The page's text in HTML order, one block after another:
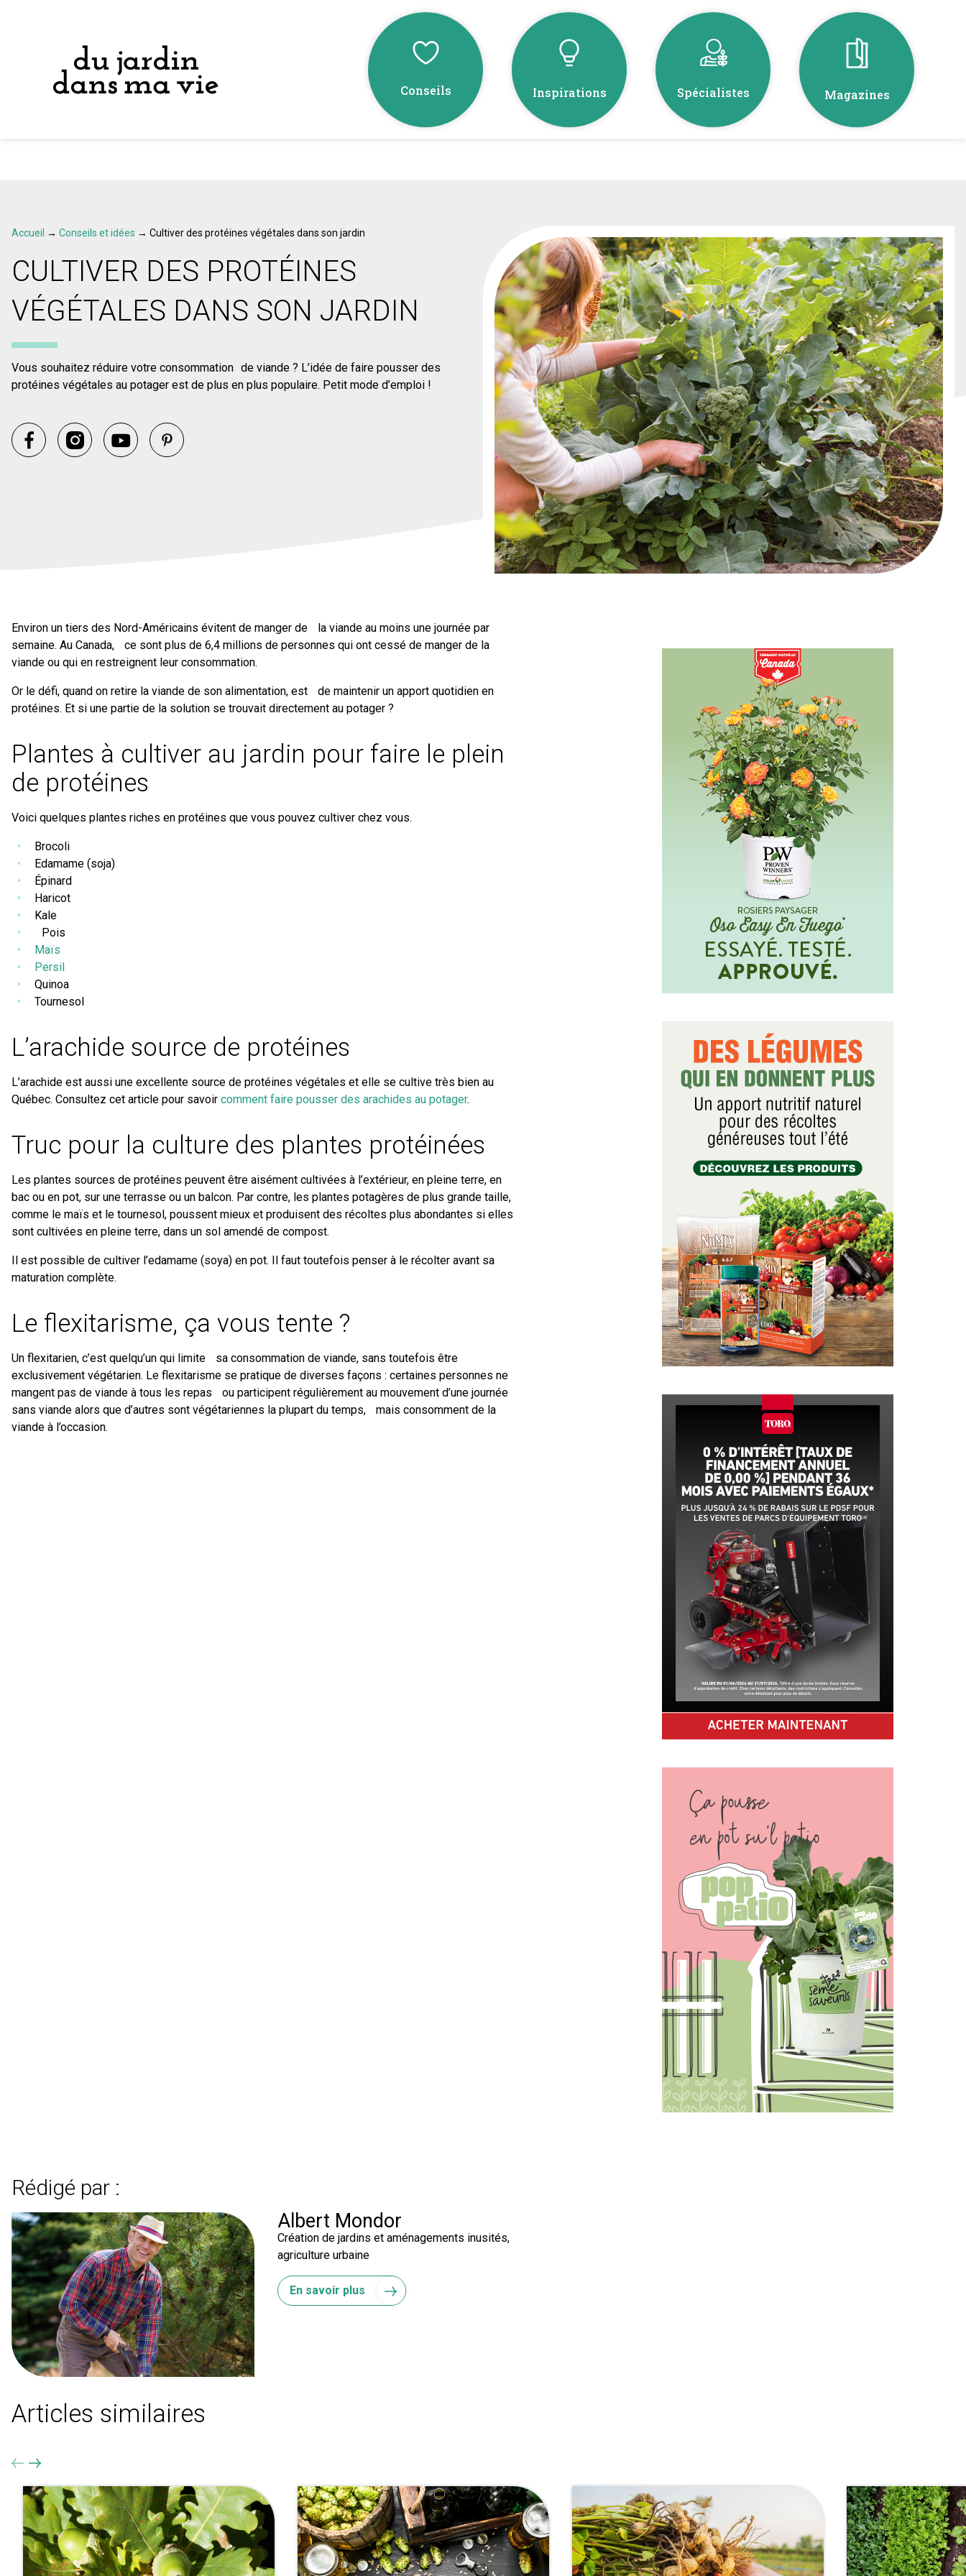
Conseils Inspirations Spécialistes Magazines
Accueil → Conseils et idées → Cultiver des protéines végétales dans son jardin
CULTIVER DES PROTÉINES
VÉGÉTALES DANS SON JARDIN
Vous souhaitez réduire votre consommation de viande ? L’idée de faire pousser des
protéines végétales au potager est de plus en plus populaire. Petit mode d’emploi !
Environ un tiers des Nord-Américains évitent de manger de la viande au moins une journée par
semaine. Au Canada, ce sont plus de 6,4 millions de personnes qui ont cessé de manger de la
viande ou qui en restreignent leur consommation.
Or le défi, quand on retire la viande de son alimentation, est de maintenir un apport quotidien en
protéines. Et si une partie de la solution se trouvait directement au potager ?
Plantes à cultiver au jardin pour faire le plein
de protéines
Voici quelques plantes riches en protéines que vous pouvez cultiver chez vous.
Brocoli
Edamame (soja)
Épinard
Haricot
Kale
Pois
Maïs
Persil
Quinoa
Tournesol
L’arachide source de protéines
L’arachide est aussi une excellente source de protéines végétales et elle se cultive très bien au
Québec. Consultez cet article pour savoir comment faire pousser des arachides au potager.
Truc pour la culture des plantes protéinées
Les plantes sources de protéines peuvent être aisément cultivées à l’extérieur, en pleine terre, en
bac ou en pot, sur une terrasse ou un balcon. Par contre, les plantes potagères de plus grande taille,
comme le maïs et le tournesol, poussent mieux et produisent des récoltes plus abondantes si elles
sont cultivées en pleine terre, dans un sol amendé de compost.
Il est possible de cultiver l’edamame (soya) en pot. Il faut toutefois penser à le récolter avant sa
maturation complète.
Le flexitarisme, ça vous tente ?
Un flexitarien, c’est quelqu’un qui limite sa consommation de viande, sans toutefois être
exclusivement végétarien. Le flexitarisme se pratique de diverses façons : certaines personnes ne
mangent pas de viande à tous les repas ou participent régulièrement au mouvement d’une journée
sans viande alors que d’autres sont végétariennes la plupart du temps, mais consomment de la
viande à l’occasion.
Rédigé par :
Albert Mondor
Création de jardins et aménagements inusités,
agriculture urbaine
En savoir plus
Articles similaires